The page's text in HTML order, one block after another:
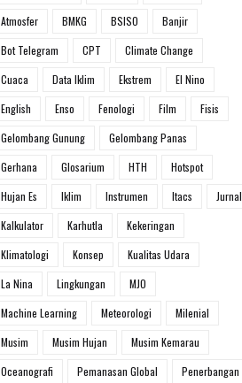
Atmosfer
BMKG BSISO
Banjir
Bot Telegram
CPT
Climate Change
Cuaca
Data Iklim Ekstrem
El Nino
English
Enso Fenologi Film
Fisis
Gelombang Gunung
Gelombang Panas
Gerhana
Glosarium HTH
Hotspot
Hujan Es
Iklim Instrumen Itacs
Jurnal
Kalkulator
Karhutla
Kekeringan
Klimatologi
Konsep
Kualitas Udara
La Nina
Lingkungan
MJO
Machine Learning
Meteorologi
Milenial
Musim
Musim Hujan
Musim Kemarau
Oceanografi
Pemanasan Global
Penerbangan